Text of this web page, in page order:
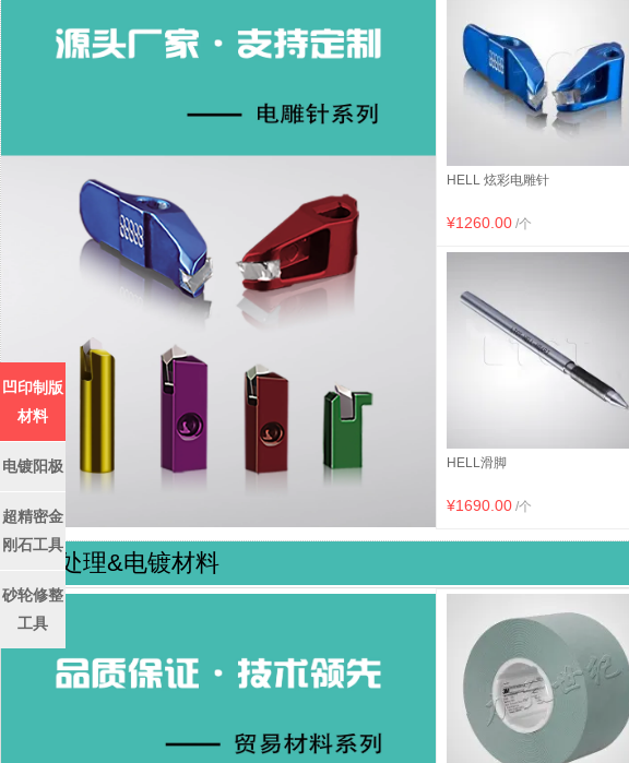
HELL 炫彩电雕针
¥1260.00 /个
HELL滑脚
¥1690.00 /个
表面处理&电镀材料
凹印制版
材料
电镀阳极
超精密金
刚石工具
砂轮修整
工具